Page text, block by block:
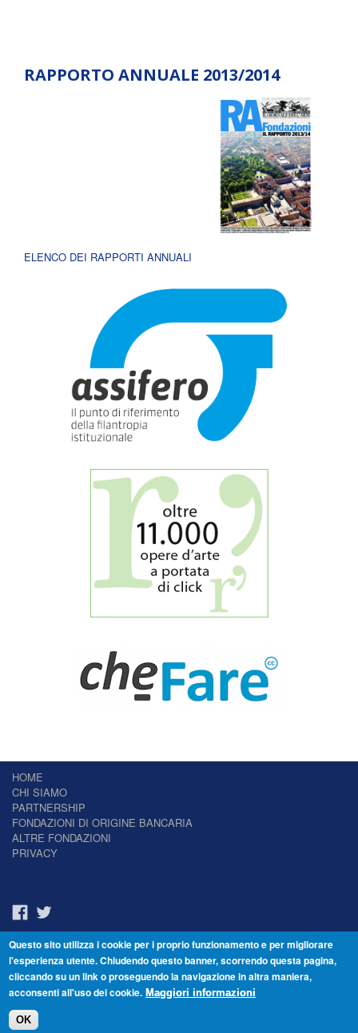
RAPPORTO ANNUALE 2013/2014
ELENCO DEI RAPPORTI ANNUALI
HOME
CHI SIAMO
PARTNERSHIP
FONDAZIONI DI ORIGINE BANCARIA
ALTRE FONDAZIONI
PRIVACY
Il Giornale delle Fondazioni - Periodico telematico
Reg. Tribunale n.7 del 22/07/2014 – ISSN 2421-2466
© Fondazione Venezia 2000 - Dorsoduro 3488/U - 30123 Venezia - Italia -
Questo sito utilizza i cookie per i proprio funzionamento e per migliorare
l'esperienza utente. Chiudendo questo banner, scorrendo questa pagina,
cliccando su un link o proseguendo la navigazione in altra maniera,
acconsenti all'uso dei cookie. Maggiori informazioni
OK